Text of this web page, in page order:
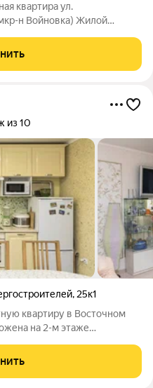
квартира ул.
н Войновка) Жилой
Характеристики
из 10
, 25к1
квартиру в Восточном
на 2-м этаже
выполнен
с любовью